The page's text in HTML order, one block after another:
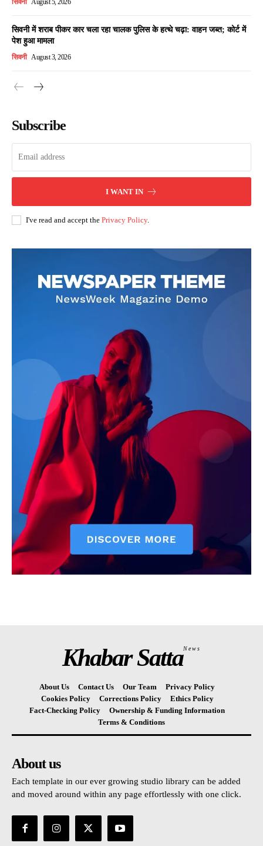
सिवनी August 5, 2026
सिवनी में शराब पीकर कार चला रहा चालक पुलिस के हत्थे चढ़ा: वाहन जब्त; कोर्ट में
पेश हुआ मामला
सिवनी August 3, 2026
Subscribe
I WANT IN
I've read and accept the Privacy Policy.
Khabar SattaNews
About Us Contact Us Our Team
Privacy Policy
Cookies Policy
Corrections Policy
Ethics Policy
Fact-Checking Policy
Ownership & Funding Information
Terms & Conditions
About us
Each template in our ever growing studio library can be added
and moved around within any page effortlessly with one click.